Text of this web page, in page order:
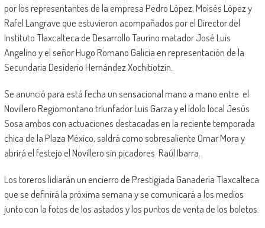
por los representantes de la empresa Pedro López, Moisés López y
Rafel Langrave que estuvieron acompañados por el Director del
Instituto Tlaxcalteca de Desarrollo Taurino matador José Luis
Angelino y el señor Hugo Romano Galicia en representación de la
Secundaria Desiderio Hernández Xochitiotzin.
Se anunció para está fecha un sensacional mano a mano entre el
Novillero Regiomontano triunfador Luis Garza y el ídolo local Jesús
Sosa ambos con actuaciones destacadas en la reciente temporada
chica de la Plaza México, saldrá como sobresaliente Omar Mora y
abrirá el festejo el Novillero sin picadores Raúl Ibarra.
Los toreros lidiarán un encierro de Prestigiada Ganadería Tlaxcalteca
que se definirá la próxima semana y se comunicará a los medios
junto con la fotos de los astados y los puntos de venta de los boletos.